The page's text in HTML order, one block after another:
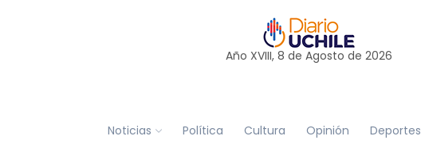
Año XVIII, 8 de Agosto de 2026
Noticias Política Cultura Opinión Deportes